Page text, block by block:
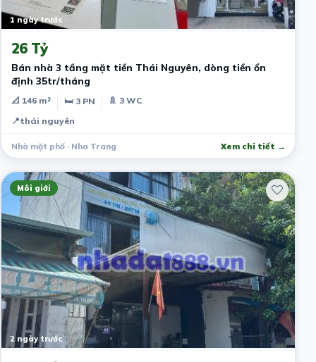
1 ngày trước
26 Tỷ
Bán nhà 3 tầng mặt tiền Thái Nguyên, dòng tiền ổn
định 35tr/tháng
📐 146 m² 🛏 3 PN
🚿 3 WC
📍thái nguyên
Nhà mặt phố · Nha Trang Xem chi tiết →
Môi giới
2 ngày trước